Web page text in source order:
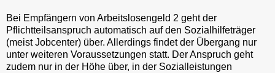
Bei Empfängern von Arbeitslosengeld 2 geht der
Pflichtteilsanspruch automatisch auf den Sozialhilfeträger
(meist Jobcenter) über. Allerdings findet der Übergang nur
unter weiteren Voraussetzungen statt. Der Anspruch geht
zudem nur in der Höhe über, in der Sozialleistungen